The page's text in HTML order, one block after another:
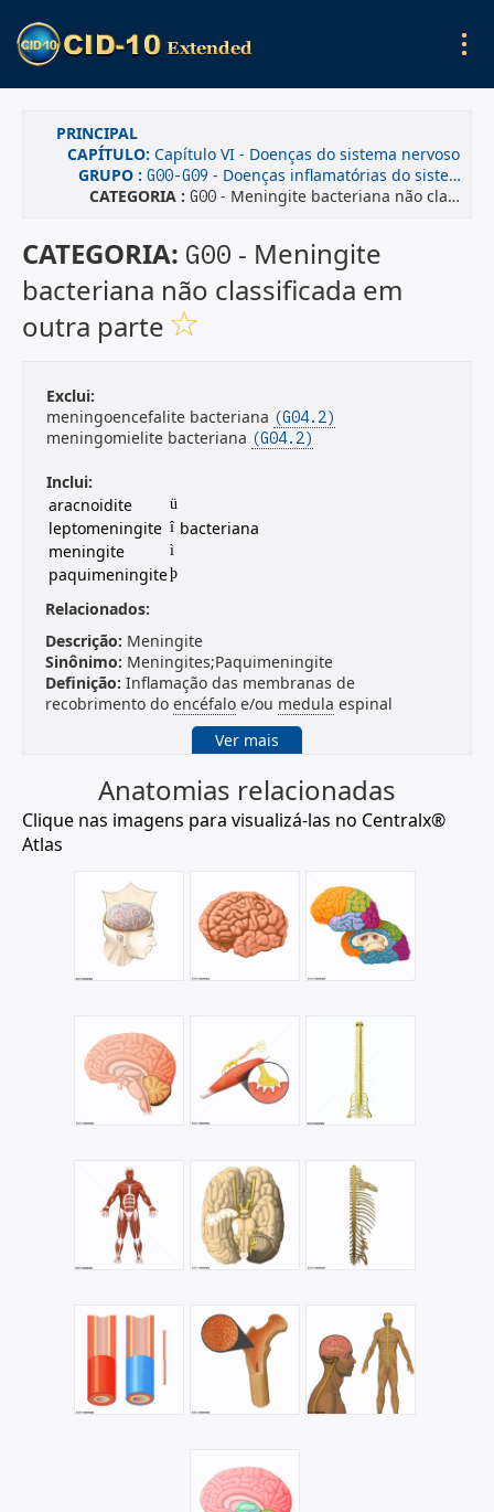
PRINCIPAL
CAPÍTULO: Capítulo VI - Doenças do sistema nervoso
GRUPO : G00-G09 - Doenças inflamatórias do sistema nervoso central
CATEGORIA : G00 - Meningite bacteriana não classificada em outra parte
CATEGORIA: G00 - Meningite
bacteriana não classificada em
outra parte
Exclui:
meningoencefalite bacteriana (G04.2)
meningomielite bacteriana (G04.2)
Inclui:
aracnoidite
ü
leptomeningite î bacteriana
meningite
ì
paquimeningiteþ
Relacionados:
Descrição: Meningite
Sinônimo: Meningites;Paquimeningite
Definição: Inflamação das membranas de
recobrimento do encéfalo e/ou medula espinal
constituída por PIA MATER,ARACNOIDE
MATER. Infecções virais, bacterianas e fúngicas são as
HEMORRAGIA SUBARACNÓIDEA, irritação química
(meningite química), afecções granulomatosas,
afecções neoplásicas (MENINGITE CARCINOMATOSA)
e outras afecções inflamatórias podem produzir esta
Neurology, 1994, Ch24, p6)
Descrição:Doenças do Sistema Nervoso
Sinônimo:Distúrbio Neurológico;Distúrbios
Neurológicos;Perturbação Neurológica;Perturbações
Definição:Doenças do sistema nervoso
central e
periférico. Estas incluem distúrbios do
cérebro
medulaespinhal, nervos cranianos, nervos
periféricos, raizes nervosas, sistema nervoso
autônomo,
junção neuromuscular emúsculos
Descrição:Meningites Bacterianas
Sinônimo:Meningite Bacteriana;Meningite por
Bactéria;Meningite por Bactérias;Meningites por
Definição: Infecções bacterianas das leptomeninges e
do espaço subaracnoide, frequentemente
vasos sanguíneos
cerebrais, medula
espinhal e raizes
Ver mais
Anatomias relacionadas
Clique nas imagens para visualizá-las no Centralx®
Atlas